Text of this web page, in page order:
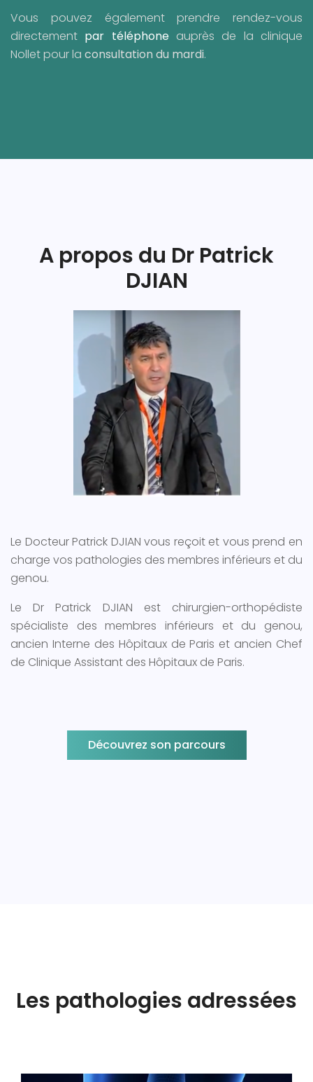
Vous pouvez également prendre rendez-vous
directement par téléphoneauprès de la clinique
Nollet pour la consultation du mardi.
A propos du Dr Patrick
DJIAN
Le Docteur Patrick DJIAN vous reçoit et vous prend en
charge vos pathologies des membres inférieurs et du
genou.
Le Dr Patrick DJIAN est chirurgien-orthopédiste
spécialiste des membres inférieurs et du genou,
ancien Interne des Hôpitaux de Paris et ancien Chef
de Clinique Assistant des Hôpitaux de Paris.
Découvrez son parcours
Les pathologies adressées